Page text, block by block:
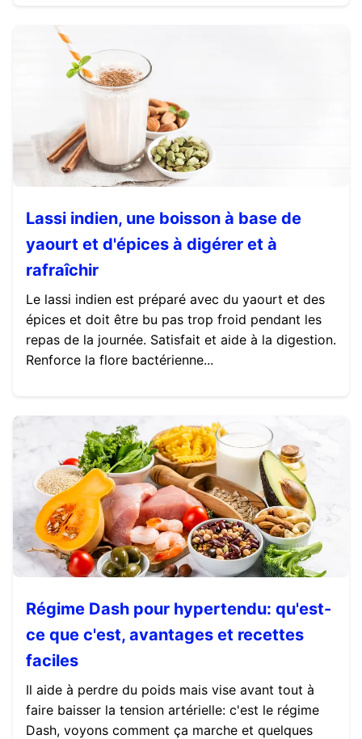
Lassi indien, une boisson à base de
yaourt et d'épices à digérer et à
rafraîchir
Le lassi indien est préparé avec du yaourt et des
épices et doit être bu pas trop froid pendant les
repas de la journée. Satisfait et aide à la digestion.
Renforce la flore bactérienne...
Régime Dash pour hypertendu: qu'est-
ce que c'est, avantages et recettes
faciles
Il aide à perdre du poids mais vise avant tout à
faire baisser la tension artérielle: c'est le régime
Dash, voyons comment ça marche et quelques